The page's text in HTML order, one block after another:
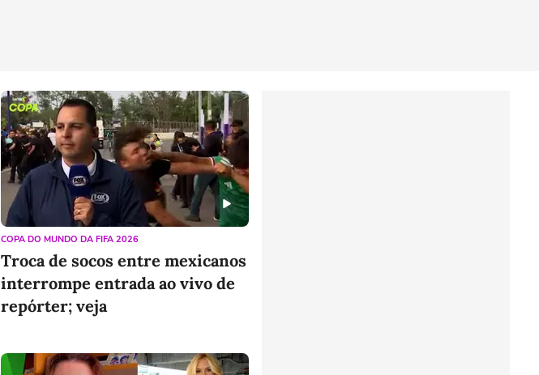
COPA DO MUNDO DA FIFA 2026
Troca de socos entre mexicanos
interrompe entrada ao vivo de
repórter; veja